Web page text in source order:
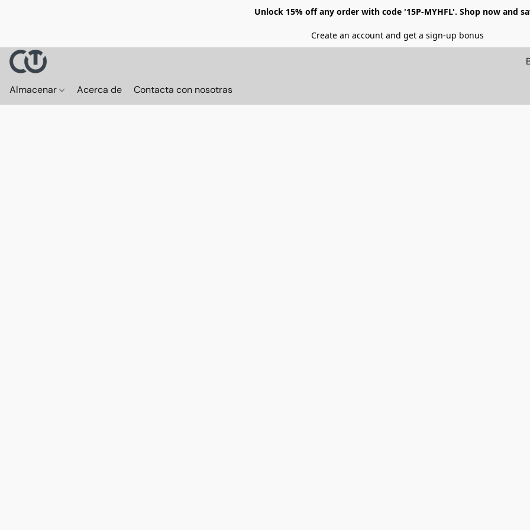
Unlock 15% off any order with code '15P-MYHFL'. Shop now and
Create an account and get a sign-up bonus
Almacenar Acerca de Contacta con nosotras